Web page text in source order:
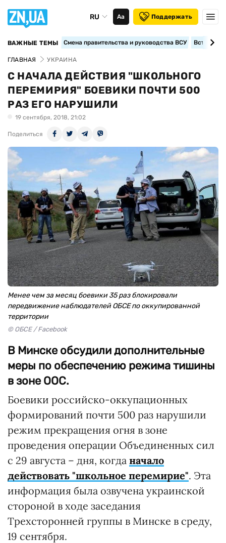
RU Аа Поддержать
ВАЖНЫЕ ТЕМЫ Смена правительства и руководства ВСУ
ГЛАВНАЯ УКРАИНА
С НАЧАЛА ДЕЙСТВИЯ "ШКОЛЬНОГО
ПЕРЕМИРИЯ" БОЕВИКИ ПОЧТИ 500
РАЗ ЕГО НАРУШИЛИ
19 сентября, 2018, 21:02
Поделиться
Менее чем за месяц боевики 35 раз блокировали
передвижение наблюдателей ОБСЕ по оккупированной
территории
© ОБСЕ / Facebook
В Минске обсудили дополнительные
меры по обеспечению режима тишины
в зоне ООС.
Боевики российско-оккупационных
формирований почти 500 раз нарушили
режим прекращения огня в зоне
проведения операции Объединенных сил
с 29 августа – дня, когда начало
действовать "школьное перемирие". Эта
информация была озвучена украинской
стороной в ходе заседания
Трехсторонней группы в Минске в среду,
19 сентября.